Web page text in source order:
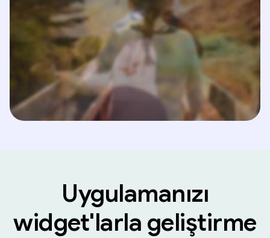
Uygulamanızı
widget'larla geliştirme